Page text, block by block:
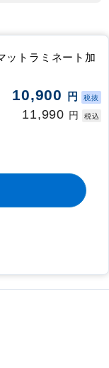
ットラミネート加
10,900 円 税抜
11,990 円 税込